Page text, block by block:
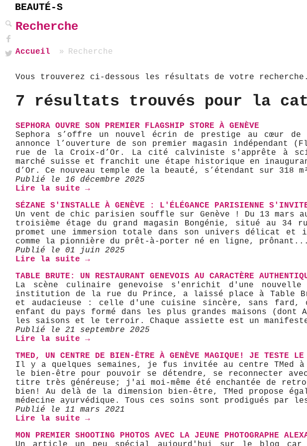
BEAUTÉ-S
Recherche
Accueil Recherche
Vous trouverez ci-dessous les résultats de votre
7 résultats trouvés pour la
SEPHORA OUVRE SON PREMIER FLAGSHIP STORE À GENÈVE
Sephora s’offre un nouvel écrin de prestige au cœur de
annonce l’ouverture de son premier magasin indépendant
rue de la Croix-d’Or. ​ La cité calviniste s'apprête à
marché suisse et franchit une étape historique en
d’Or. Ce nouveau temple de la beauté, s’étendant sur
Publié le 16 décembre 2025
Lire la suite →
SÉZANE S'INSTALLE À GENÈVE : L'ÉLÉGANCE PARISIENNE
Un vent de chic parisien souffle sur Genève ! Du 13 mars
troisième étage du grand magasin Bongénie, situé au 34
promet une immersion totale dans son univers délicat et
comme la pionnière du prêt-à-porter né en ligne, prônant...
Publié le 01 juin 2025
Lire la suite →
TABLE BRUTE: UN RESTAURANT GENEVOIS AU CARACTÈRE
La scène culinaire genevoise s'enrichit d'une nouvelle
institution de la rue du Prince, a laissé place à Table
et audacieuse : celle d'une cuisine sincère, sans
enfant du pays formé dans les plus grandes maisons
les saisons et le terroir. Chaque assiette est un
Publié le 21 septembre 2025
Lire la suite →
TMED, UN CENTRE DE BIEN-ÊTRE À GENÈVE MAGIQUE! JE TESTE LE
Il y a quelques semaines, je fus invitée au centre TMed
le bien-être pour pouvoir se détendre, se reconnecter
titre très généreuse; j'ai moi-même été enchantée de
bien! Au delà de la dimension bien-être, TMed propose
médecine ayurvédique. Tous ces soins sont prodigués par
Publié le 11 mars 2021
Lire la suite →
MON PREMIER SHOOTING PHOTOS AVEC LA JEUNE PHOTOGRAPHE